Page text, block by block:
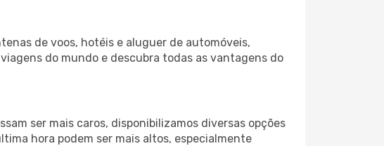
de voos, hotéis e aluguer de automóveis,
do mundo e descubra todas as vantagens do
ser mais caros, disponibilizamos diversas opções
hora podem ser mais altos, especialmente